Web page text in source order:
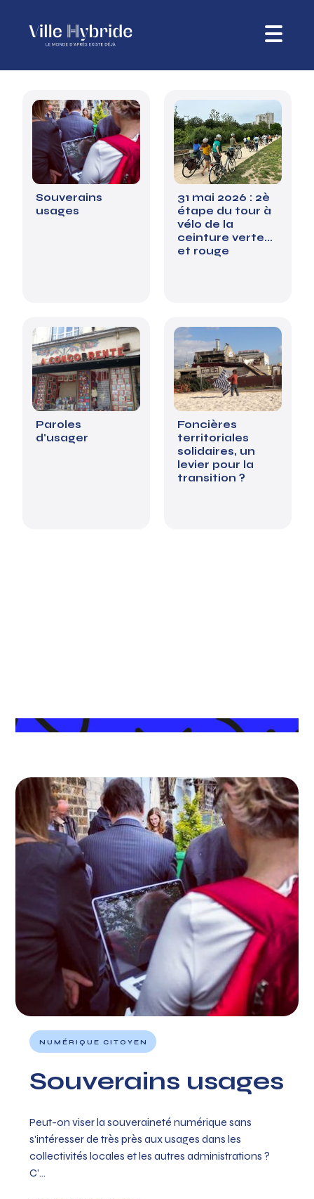
Souverains
usages
31 mai 2026 : 2è
étape du tour à
vélo de la
ceinture verte...
et rouge
Paroles
d'usager
Foncières
territoriales
solidaires, un
levier pour la
transition ?
NUMÉRIQUE CITOYEN
Souverains usages
Peut-on viser la souveraineté numérique sans
s'intéresser de très près aux usages dans les
collectivités locales et les autres administrations ?
C’...